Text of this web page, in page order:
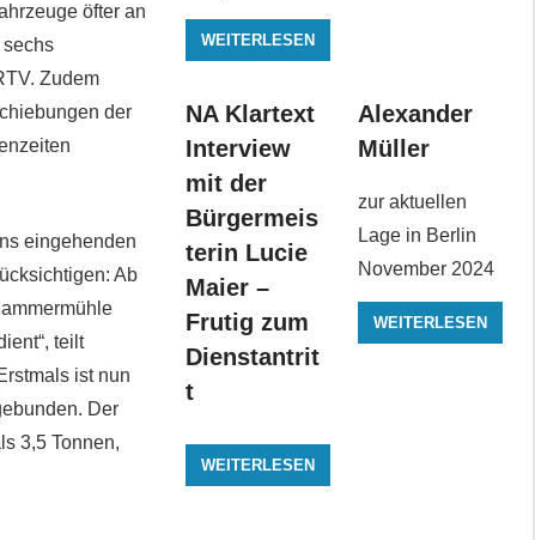
öfter an
Zudem
der
eingehenden
Ab
teilt
ist nun
Der
3,5 Tonnen,
WEITERLESEN
NA Klartext
Interview
mit der
Bürgermeis
terin Lucie
Maier –
Frutig zum
Dienstantrit
t
WEITERLESEN
Alexander
Müller
zur aktuellen
Lage in Berlin
November 2024
WEITERLESEN